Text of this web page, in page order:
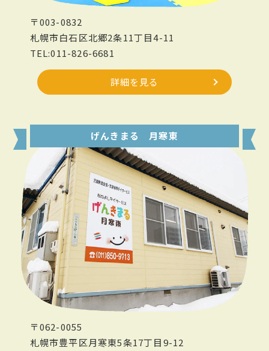
〒003-0832
札幌市白石区北郷2条11丁目4-11
TEL:011-826-6681
詳細を見る
げんきまる 月寒東
〒062-0055
札幌市豊平区月寒東5条17丁目9-12